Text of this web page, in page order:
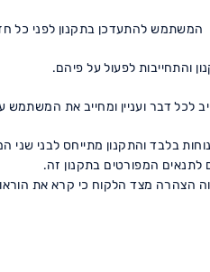
המשתמש להתעדכן בתקנון לפני כל
והתחייבות לפעול על פיהם.
לכל דבר ועניין ומחייב את המשתמש
בלבד והתקנון מתייחס לבני שני
המפורטים בתקנון זה.
הצהרה מצד הלקוח כי קרא את